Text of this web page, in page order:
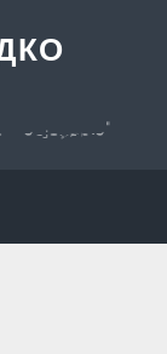
enjoyable"